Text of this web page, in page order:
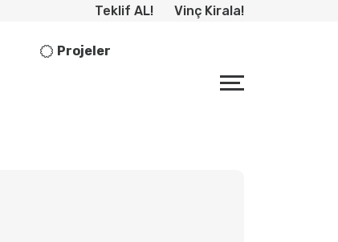
Teklif AL! Vinç Kirala!
Projeler